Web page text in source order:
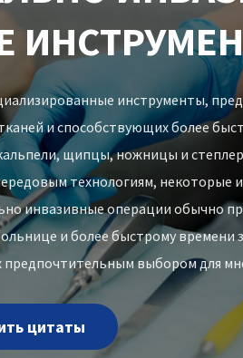
инструменты,
и способствующих более
щипцы, ножницы и
технологиям,
инвазивные операции обычно
и более быстрому времени
выбором для
цитаты